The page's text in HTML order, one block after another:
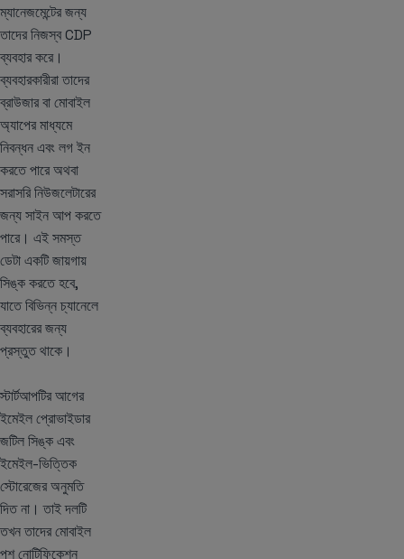
ম্যানেজমেন্টের জন্য
তাদের নিজস্ব CDP
ব্যবহার করে।
ব্যবহারকারীরা তাদের
ব্রাউজার বা মোবাইল
অ্যাপের মাধ্যমে
নিবন্ধন এবং লগ ইন
করতে পারে অথবা
সরাসরি নিউজলেটারের
জন্য সাইন আপ করতে
পারে। এই সমস্ত
ডেটা একটি জায়গায়
সিঙ্ক করতে হবে,
যাতে বিভিন্ন চ্যানেলে
ব্যবহারের জন্য
প্রস্তুত থাকে।
স্টার্টআপটির আগের
ইমেইল প্রোভাইডার
জটিল সিঙ্ক এবং
ইমেইল-ভিত্তিক
স্টোরেজের অনুমতি
দিত না। তাই দলটি
তখন তাদের মোবাইল
পুশ নোটিফিকেশন